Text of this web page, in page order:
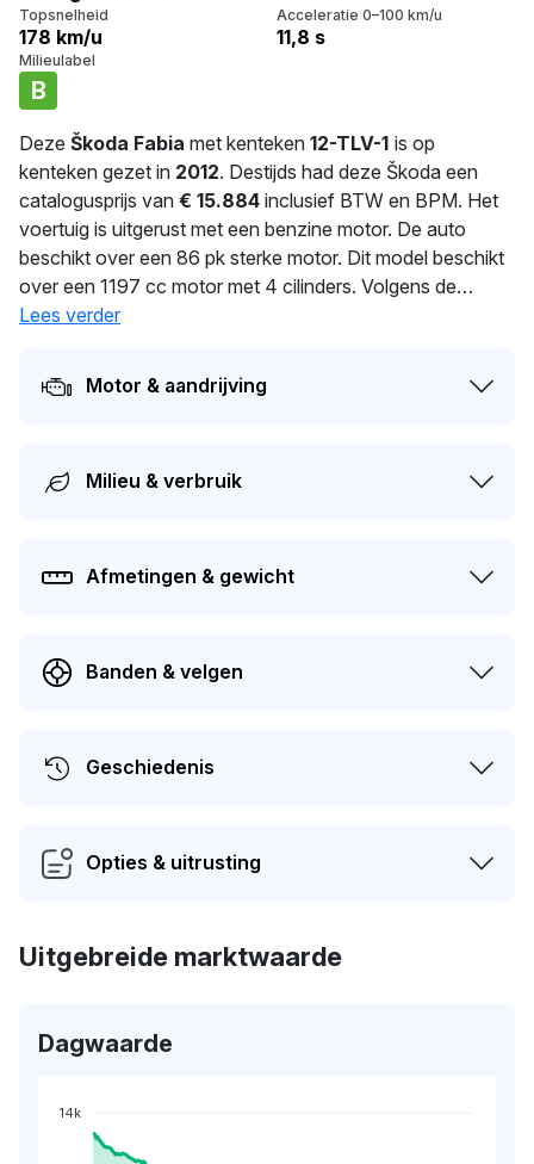
Topsnelheid
178 km/u
Acceleratie 0–100 km/u
11,8 s
Milieulabel
B
Deze Škoda Fabia met kenteken 12-TLV-1 is op
kenteken gezet in 2012. Destijds had deze Škoda een
catalogusprijs van € 15.884 inclusief BTW en BPM. Het
voertuig is uitgerust met een benzine motor. De auto
beschikt over een 86 pk sterke motor. Dit model beschikt
over een 1197 cc motor met 4 cilinders. Volgens de
fabrieksopgave verbruikt deze auto 5.1 l/100 km. Met
dagen wordt deze auto bereden door de huidige eigenaar.
De volgende APK-keuring staat gepland voor 02-03-
ongeveer€ 4.500.
Lees verder
Motor & aandrijving
Milieu & verbruik
Afmetingen & gewicht
Banden & velgen
Geschiedenis
Opties & uitrusting
Uitgebreide marktwaarde
Dagwaarde
14k